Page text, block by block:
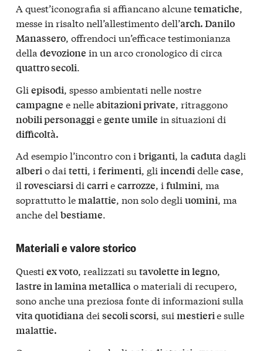
A quest’iconografia si affiancano alcunetematiche,
messe in risalto nell’allestimento dell’arch. Danilo
Manassero, offrendoci un’efficace testimonianza
della devozione in un arco cronologico di circa
quattro secoli.
Gli episodi , spesso ambientati nelle nostre
campagne e nelleabitazioni private , ritraggono
nobili personaggi egente umile in situazioni di
difficoltà.
Ad esempio l’incontro con i briganti, la cadutadagli
alberio dai tetti, i ferimenti, gli incendidellecase,
il rovesciarsidi carriecarrozze, i fulmini, ma
soprattutto lemalattie, non solo degli uomini, ma
anche del bestiame.
Materiali e valore storico
Questi ex voto, realizzati su tavolette in legno,
lastre in lamina metallicao materiali di recupero,
sono anche una preziosa fonte di informazioni sulla
vita quotidianadei secoli scorsi, sui mestierie sulle
malattie.